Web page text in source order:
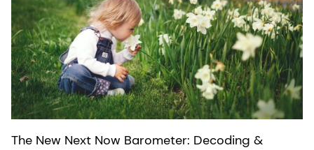
The New Next Now Barometer: Decoding &